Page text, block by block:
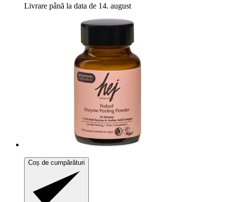
Livrare până la data de 14. august
Coș de cumpărături